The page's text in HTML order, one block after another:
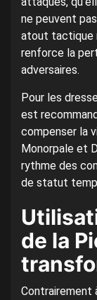
ne peuvent
atout tactique
renforce la
adversaires.
Pour les
est
compenser la
Monorpale et
rythme des
de statut
de la
Contrairement